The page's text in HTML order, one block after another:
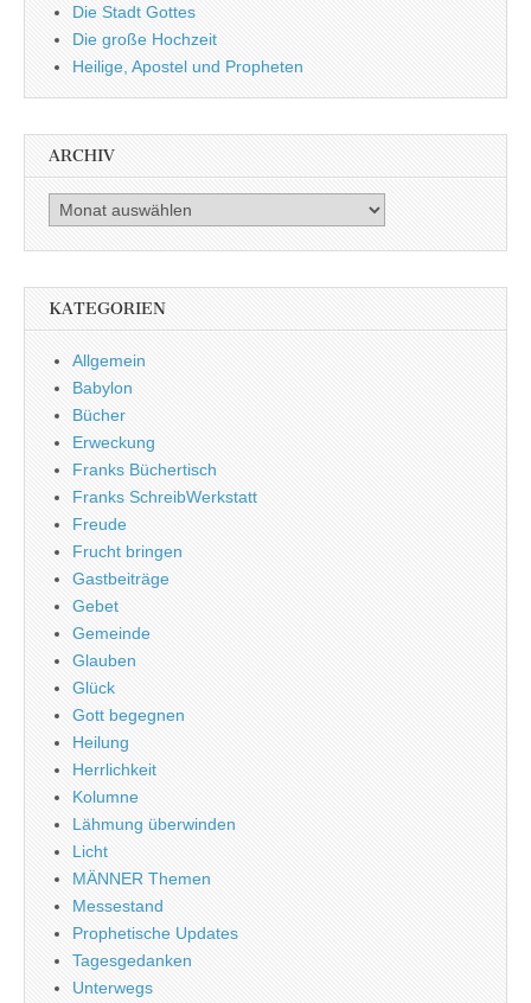
Die Stadt Gottes
Die große Hochzeit
Heilige, Apostel und Propheten
ARCHIV
Archiv
KATEGORIEN
Allgemein
Babylon
Bücher
Erweckung
Franks Büchertisch
Franks SchreibWerkstatt
Freude
Frucht bringen
Gastbeiträge
Gebet
Gemeinde
Glauben
Glück
Gott begegnen
Heilung
Herrlichkeit
Kolumne
Lähmung überwinden
Licht
MÄNNER Themen
Messestand
Prophetische Updates
Tagesgedanken
Unterwegs